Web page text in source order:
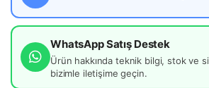
WhatsApp Satış Destek
Ürün hakkında teknik bilgi, stok ve
bizimle iletişime geçin.